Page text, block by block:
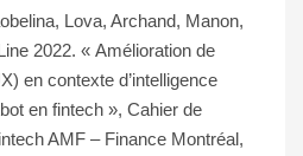
Lova, Archand, Manon,
2022. « Amélioration de
en contexte d’intelligence
en fintech », Cahier de
AMF – Finance Montréal,